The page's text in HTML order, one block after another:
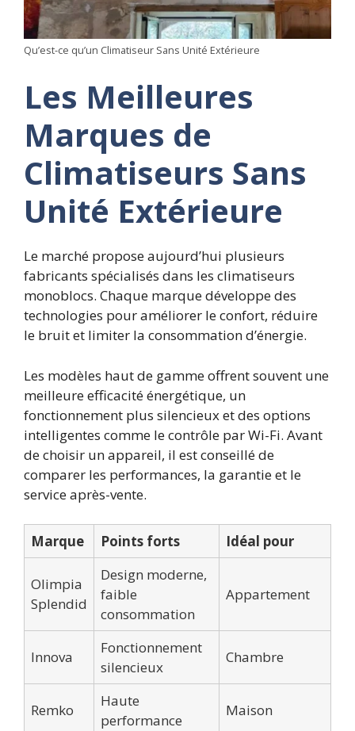
Qu’est-ce qu’un Climatiseur Sans Unité Extérieure
Les Meilleures
Marques de
Climatiseurs Sans
Unité Extérieure
Le marché propose aujourd’hui plusieurs
fabricants spécialisés dans les climatiseurs
monoblocs. Chaque marque développe des
technologies pour améliorer le confort, réduire
le bruit et limiter la consommation d’énergie.
Les modèles haut de gamme offrent souvent une
meilleure efficacité énergétique, un
fonctionnement plus silencieux et des options
intelligentes comme le contrôle par Wi-Fi. Avant
de choisir un appareil, il est conseillé de
comparer les performances, la garantie et le
service après-vente.
Marque Points forts Idéal pour
Olimpia
Splendid
Design moderne,
faible
consommation
Appartement
Innova
Fonctionnement
silencieux
Chambre
Remko
Haute
performance
Maison